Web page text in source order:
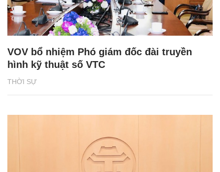
THỜI SỰ
VOV bổ nhiệm Phó giám đốc đài truyền
hình kỹ thuật số VTC